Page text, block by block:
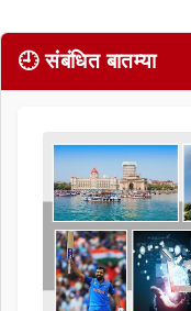
🕘 संबंधित बातम्या